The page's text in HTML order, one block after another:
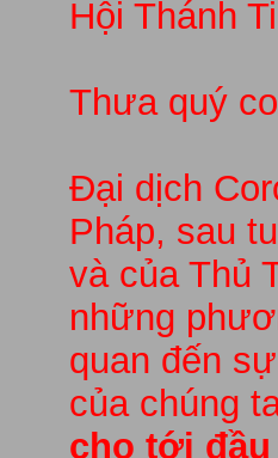
Hội Thánh
Thưa quý
Đại dịch
Pháp, sau
và của Thủ
những
quan đến
của chúng
cho tới